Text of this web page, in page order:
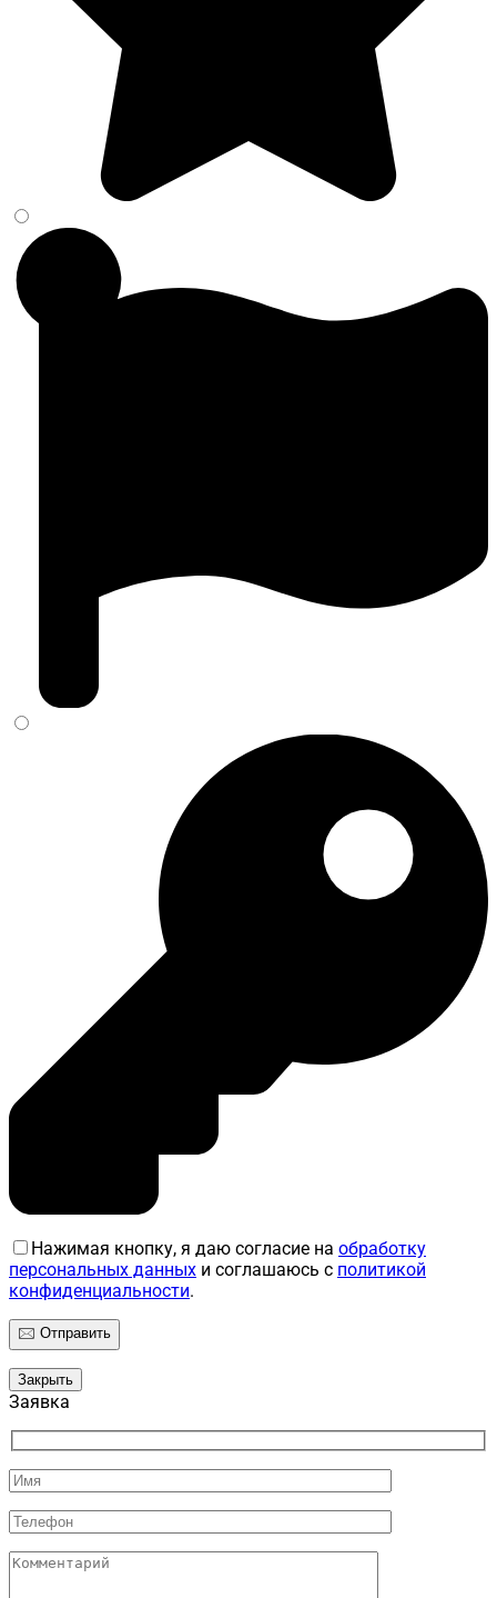
Нажимая кнопку, я даю согласие на обработку
персональных данных и соглашаюсь с политикой
конфиденциальности.
Закрыть
Заявка